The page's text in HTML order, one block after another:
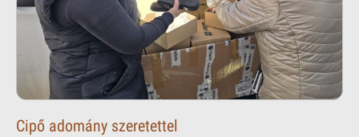
Cipő adomány szeretettel